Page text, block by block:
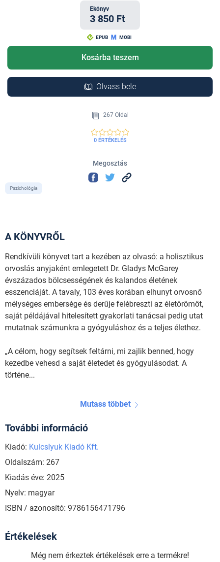
Ekönyv
3 850 Ft
EPUB MOBI
Kosárba teszem
Olvass bele
267 Oldal
0 ÉRTÉKELÉS
Megosztás
Pszichológia
A KÖNYVRŐL
Rendkívüli könyvet tart a kezében az olvasó: a holisztikus
orvoslás anyjaként emlegetett Dr. Gladys McGarey
évszázados bölcsességének és kalandos életének
esszenciáját. A tavaly, 103 éves korában elhunyt orvosnő
mélységes embersége és derűje felébreszti az életörömöt,
saját példájával hitelesített gyakorlati tanácsai pedig utat
mutatnak számunkra a gyógyuláshoz és a teljes élethez.
„A célom, hogy segítsek feltárni, mi zajlik benned, hogy
kezedbe vehesd a saját életedet és gyógyulásodat. A
történe...
Mutass többet
További információ
Kiadó: Kulcslyuk Kiadó Kft.
Oldalszám: 267
Kiadás éve: 2025
Nyelv: magyar
ISBN / azonosító: 9786156471796
Értékelések
Még nem érkeztek értékelések erre a termékre!